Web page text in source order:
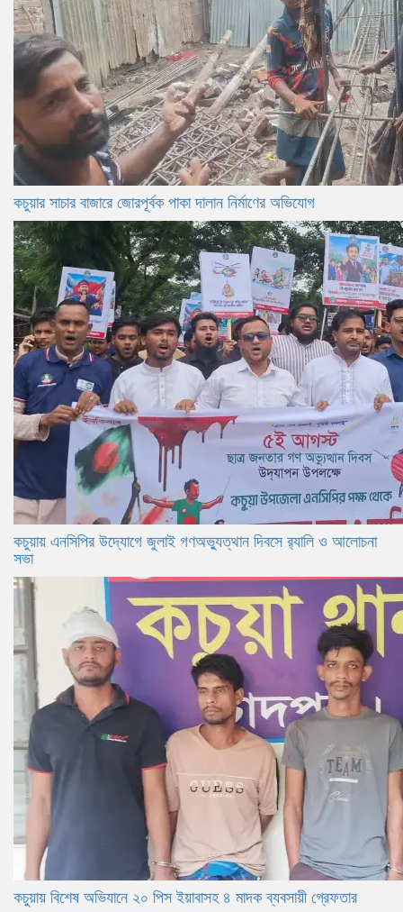
কচুয়ার সাচার বাজারে জোরপূর্বক পাকা দালান নির্মাণের অভিযোগ
কচুয়ায় এনসিপির উদ্যোগে জুলাই গণঅভ্যুত্থান দিবসে র‌্যালি ও আলোচনা
সভা
কচুয়ায় বিশেষ অভিযানে ২০ পিস ইয়াবাসহ ৪ মাদক ব্যবসায়ী গ্রেফতার